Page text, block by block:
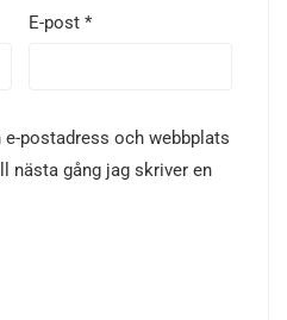
E-post*
postadress och webbplats
nästa gång jag skriver en